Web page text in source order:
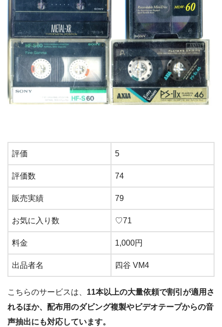
評価 5
評価数 74
販売実績 79
お気に入り数 ♡71
料金 1,000円
出品者名 四谷 VM4
こちらのサービスは、 11本以上の大量依頼で割引が適用さ
れるほか、配布用のダビング複製やビデオテープからの音
声抽出にも対応しています。